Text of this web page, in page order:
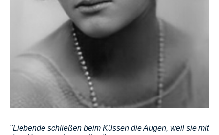
"Liebende schließen beim Küssen die Augen, weil sie mit